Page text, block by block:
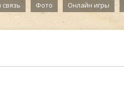
Фото Онлайн игры